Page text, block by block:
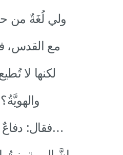
ولي لُغَةٌ من
مع القدس،
لكنها لا
فقال: دفاعٌ عن الذات…